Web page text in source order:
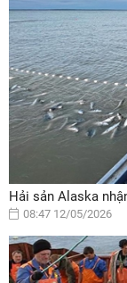
Hải sản Alaska
08:47 12/05/2026